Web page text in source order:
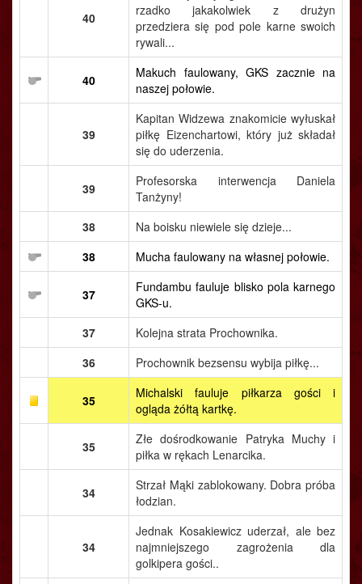
40
rzadko jakakolwiek z drużyn
przedziera się pod pole karne swoich
rywali...
40
Makuch faulowany, GKS zacznie na
naszej połowie.
39
Kapitan Widzewa znakomicie wyłuskał
piłkę Eizenchartowi, który już składał
się do uderzenia.
39
Profesorska interwencja Daniela
Tanżyny!
38
Na boisku niewiele się dzieje...
38
Mucha faulowany na własnej połowie.
37
Fundambu fauluje blisko pola karnego
GKS-u.
37
Kolejna strata Prochownika.
36
Prochownik bezsensu wybija piłkę...
35
Michalski fauluje piłkarza gości i
ogląda żółtą kartkę.
35
Złe dośrodkowanie Patryka Muchy i
piłka w rękach Lenarcika.
34
Strzał Mąki zablokowany. Dobra próba
łodzian.
34
Jednak Kosakiewicz uderzał, ale bez
najmniejszego zagrożenia dla
golkipera gości..